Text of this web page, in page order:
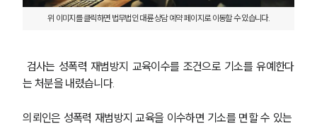
위 이미지를 클릭하면 법무법인 대륜 상담 예약 페이지로 이동할 수 있습니다.
는 처분을 내렸습니다.
의뢰인은 성폭력 재범방지 교육을 이수하면 기소를 면할 수 있는